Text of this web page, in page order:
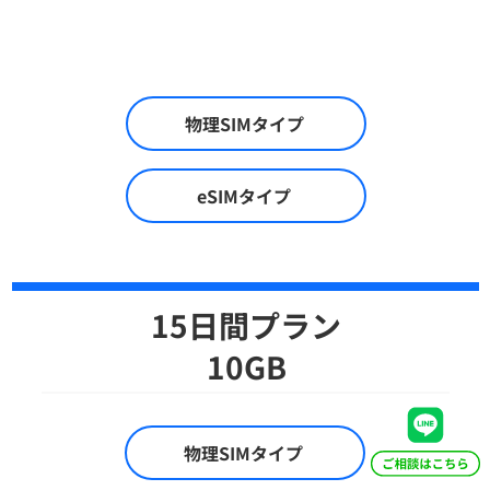
物理SIMタイプ
eSIMタイプ
15日間プラン
10GB
物理SIMタイプ